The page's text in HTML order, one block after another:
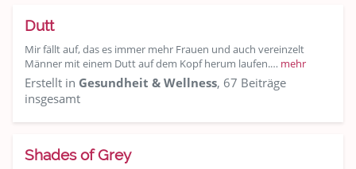
Dutt
Mir fällt auf, das es immer mehr Frauen und auch vereinzelt
Männer mit einem Dutt auf dem Kopf herum laufen.… mehr
Erstellt in Gesundheit & Wellness, 67 Beiträge
insgesamt
Shades of Grey